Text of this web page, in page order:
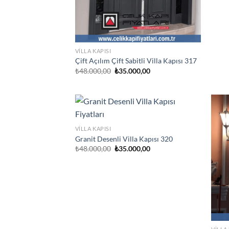
VILLA KAPISI
Çift Açılım Çift Sabitli Villa Kapısı 317
₺48.000,00 Orijinal
₺35.000,00Şu
VILLA KAPISI
Granit Desenli Villa Kapısı 320
₺48.000,00 Orijinal
₺35.000,00Şu